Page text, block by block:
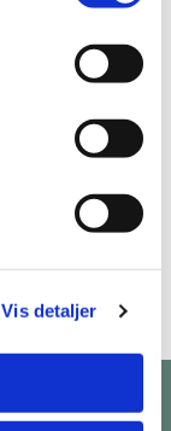
Vis detaljer